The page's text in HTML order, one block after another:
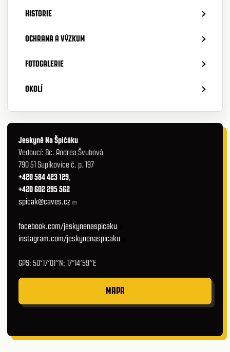
HISTORIE
OCHRANA A VÝZKUM
FOTOGALERIE
OKOLÍ
Jeskyně Na Špičáku
Vedoucí: Bc. Andrea Švubová
790 51 Supíkovice č. p. 197
+420 584 423 129,
+420 602 295 562
spicak@caves.cz
facebook.com/jeskynenaspicaku
instagram.com/jeskynenaspicaku
GPS: 50°17′01″N; 17°14′59″E
MAPA